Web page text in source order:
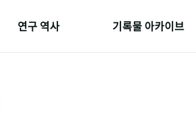
연구 역사 기록물 아카이브